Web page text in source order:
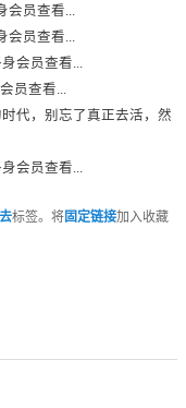
会员查看...
会员查看...
会员查看...
员查看...
代，别忘了真正去活，然
会员查看...
标签。将固定链接加入收藏